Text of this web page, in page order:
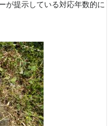
が提示している対応年数的に